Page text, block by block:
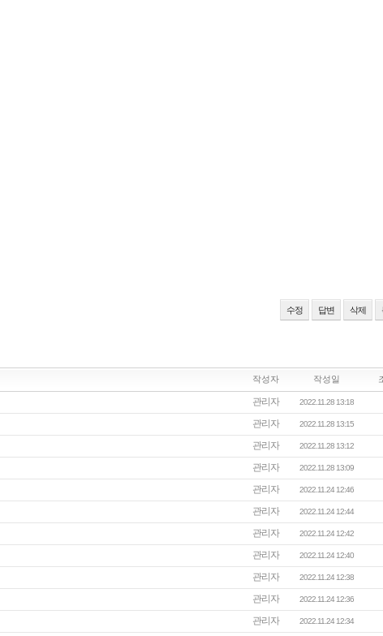
수정 답변 삭제
작성자 작성일
관리자 2022.11.28 13:18
관리자 2022.11.28 13:15
관리자 2022.11.28 13:12
관리자 2022.11.28 13:09
관리자 2022.11.24 12:46
관리자 2022.11.24 12:44
관리자 2022.11.24 12:42
관리자 2022.11.24 12:40
관리자 2022.11.24 12:38
관리자 2022.11.24 12:36
관리자 2022.11.24 12:34